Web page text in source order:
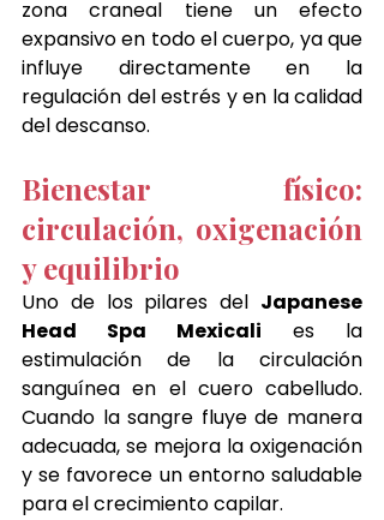
zona craneal tiene un efecto
expansivo en todo el cuerpo, ya que
influye directamente en la
regulación del estrés y en la calidad
del descanso.
Bienestar físico:
circulación, oxigenación
y equilibrio
Uno de los pilares del Japanese
Head Spa Mexicali es la
estimulación de la circulación
sanguínea en el cuero cabelludo.
Cuando la sangre fluye de manera
adecuada, se mejora la oxigenación
y se favorece un entorno saludable
para el crecimiento capilar.